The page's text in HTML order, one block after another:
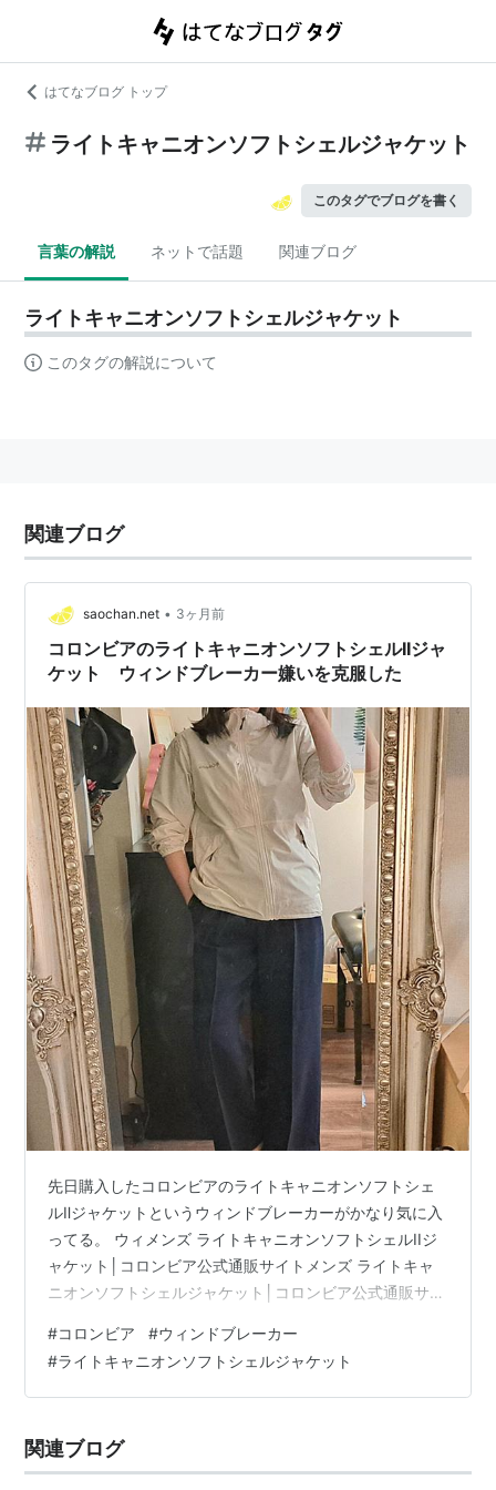
はてなブログ トップ
ライトキャニオンソフトシェルジャケット
このタグでブログを書く
言葉の解説 ネットで話題 関連ブログ
ライトキャニオンソフトシェルジャケット
このタグの解説について
関連ブログ
saochan.net • 3ヶ月前
コロンビアのライトキャニオンソフトシェルIIジャ
ケット ウィンドブレーカー嫌いを克服した
先日購入したコロンビアのライトキャニオンソフトシェ
ルⅡジャケットというウィンドブレーカーがかなり気に入
ってる。 ウィメンズ ライトキャニオンソフトシェルIIジ
ャケット│コロンビア公式通販サイトメンズ ライトキャ
ニオンソフトシェルジャケット│コロンビア公式通販サイ
着てジャストサイズだった。普段アウターはＬサイズ
で、こちらのＬサイズも身幅に適度なゆとりがあって良
さそうだったけど、着丈がけっこう長い印象ですこし野
ニット着るようにL欲しいなと思ってるところ。 ナイロ
ンのシャカシャカが苦手でこの手…
#コロンビア #ウィンドブレーカー
#ライトキャニオンソフトシェルジャケット
関連ブログ